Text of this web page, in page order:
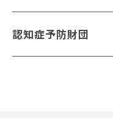
認知症予防財団